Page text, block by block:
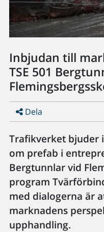
Inbjudan till
TSE 501
Dela
Trafikverket bjuder
om prefab i
Bergtunnlar vid
program
med dialogerna är
marknadens
upphandling.